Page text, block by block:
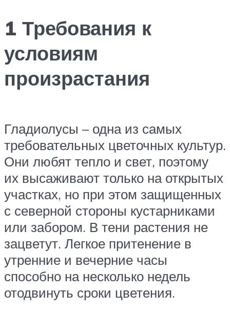
1 Требования к
условиям
произрастания
Гладиолусы – одна из самых
требовательных цветочных культур.
Они любят тепло и свет, поэтому
их высаживают только на открытых
участках, но при этом защищенных
с северной стороны кустарниками
или забором. В тени растения не
зацветут. Легкое притенение в
утренние и вечерние часы
способно на несколько недель
отодвинуть сроки цветения.